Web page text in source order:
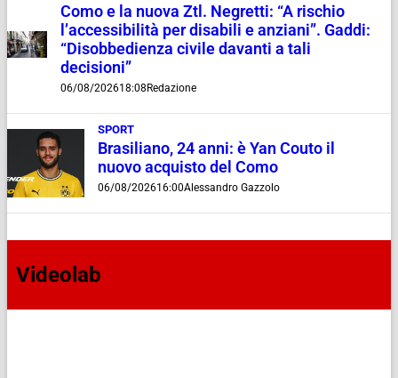
Como e la nuova Ztl. Negretti: “A rischio
l’accessibilità per disabili e anziani”. Gaddi:
“Disobbedienza civile davanti a tali
decisioni”
06/08/202618:08 Redazione
SPORT
Brasiliano, 24 anni: è Yan Couto il
nuovo acquisto del Como
06/08/202616:00Alessandro Gazzolo
Videolab